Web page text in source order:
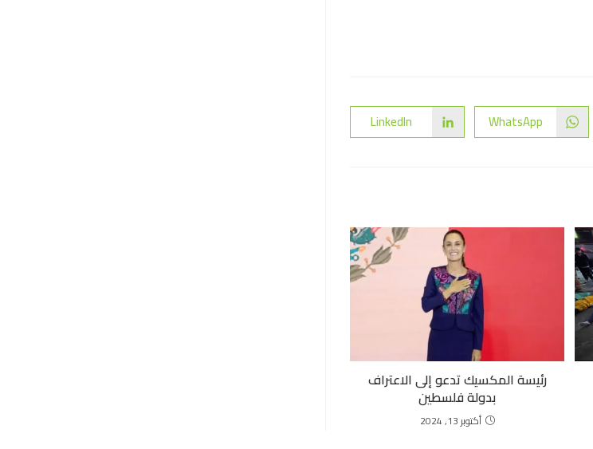
WhatsApp
LinkedIn
رئيسة المكسيك تدعو إلى الاعتراف
بدولة فلسطين
أكتوبر 13, 2024